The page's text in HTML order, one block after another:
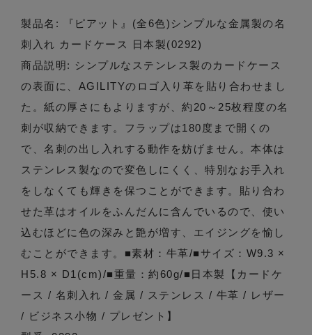
製品名: 『ピアット』(全6色)シンプルな金属製の名
刺入れ カードケース 日本製(0292)
商品説明: シンプルなステンレス製のカードケース
の表面に、AGILITYのロゴ入り革を貼り合わせまし
た。紙の厚さにもよりますが、約20～25枚程度の名
刺が収納できます。フラップは180度まで開くの
で、名刺の出し入れする動作を妨げません。本体は
ステンレス製なので変色しにくく、特別なお手入れ
をしなくても輝きを保つことができます。貼り合わ
せた革はオイルをふんだんに含んでいるので、使い
込むほどに色の深みと艶が増す、エイジングを愉し
むことができます。■素材：牛革/■サイズ：W9.3 ×
H5.8 × D1(cm)/■重量：約60g/■日本製【カードケ
ース / 名刺入れ / 金属 / ステンレス / 牛革 / レザー
/ ビジネス小物 / プレゼント】